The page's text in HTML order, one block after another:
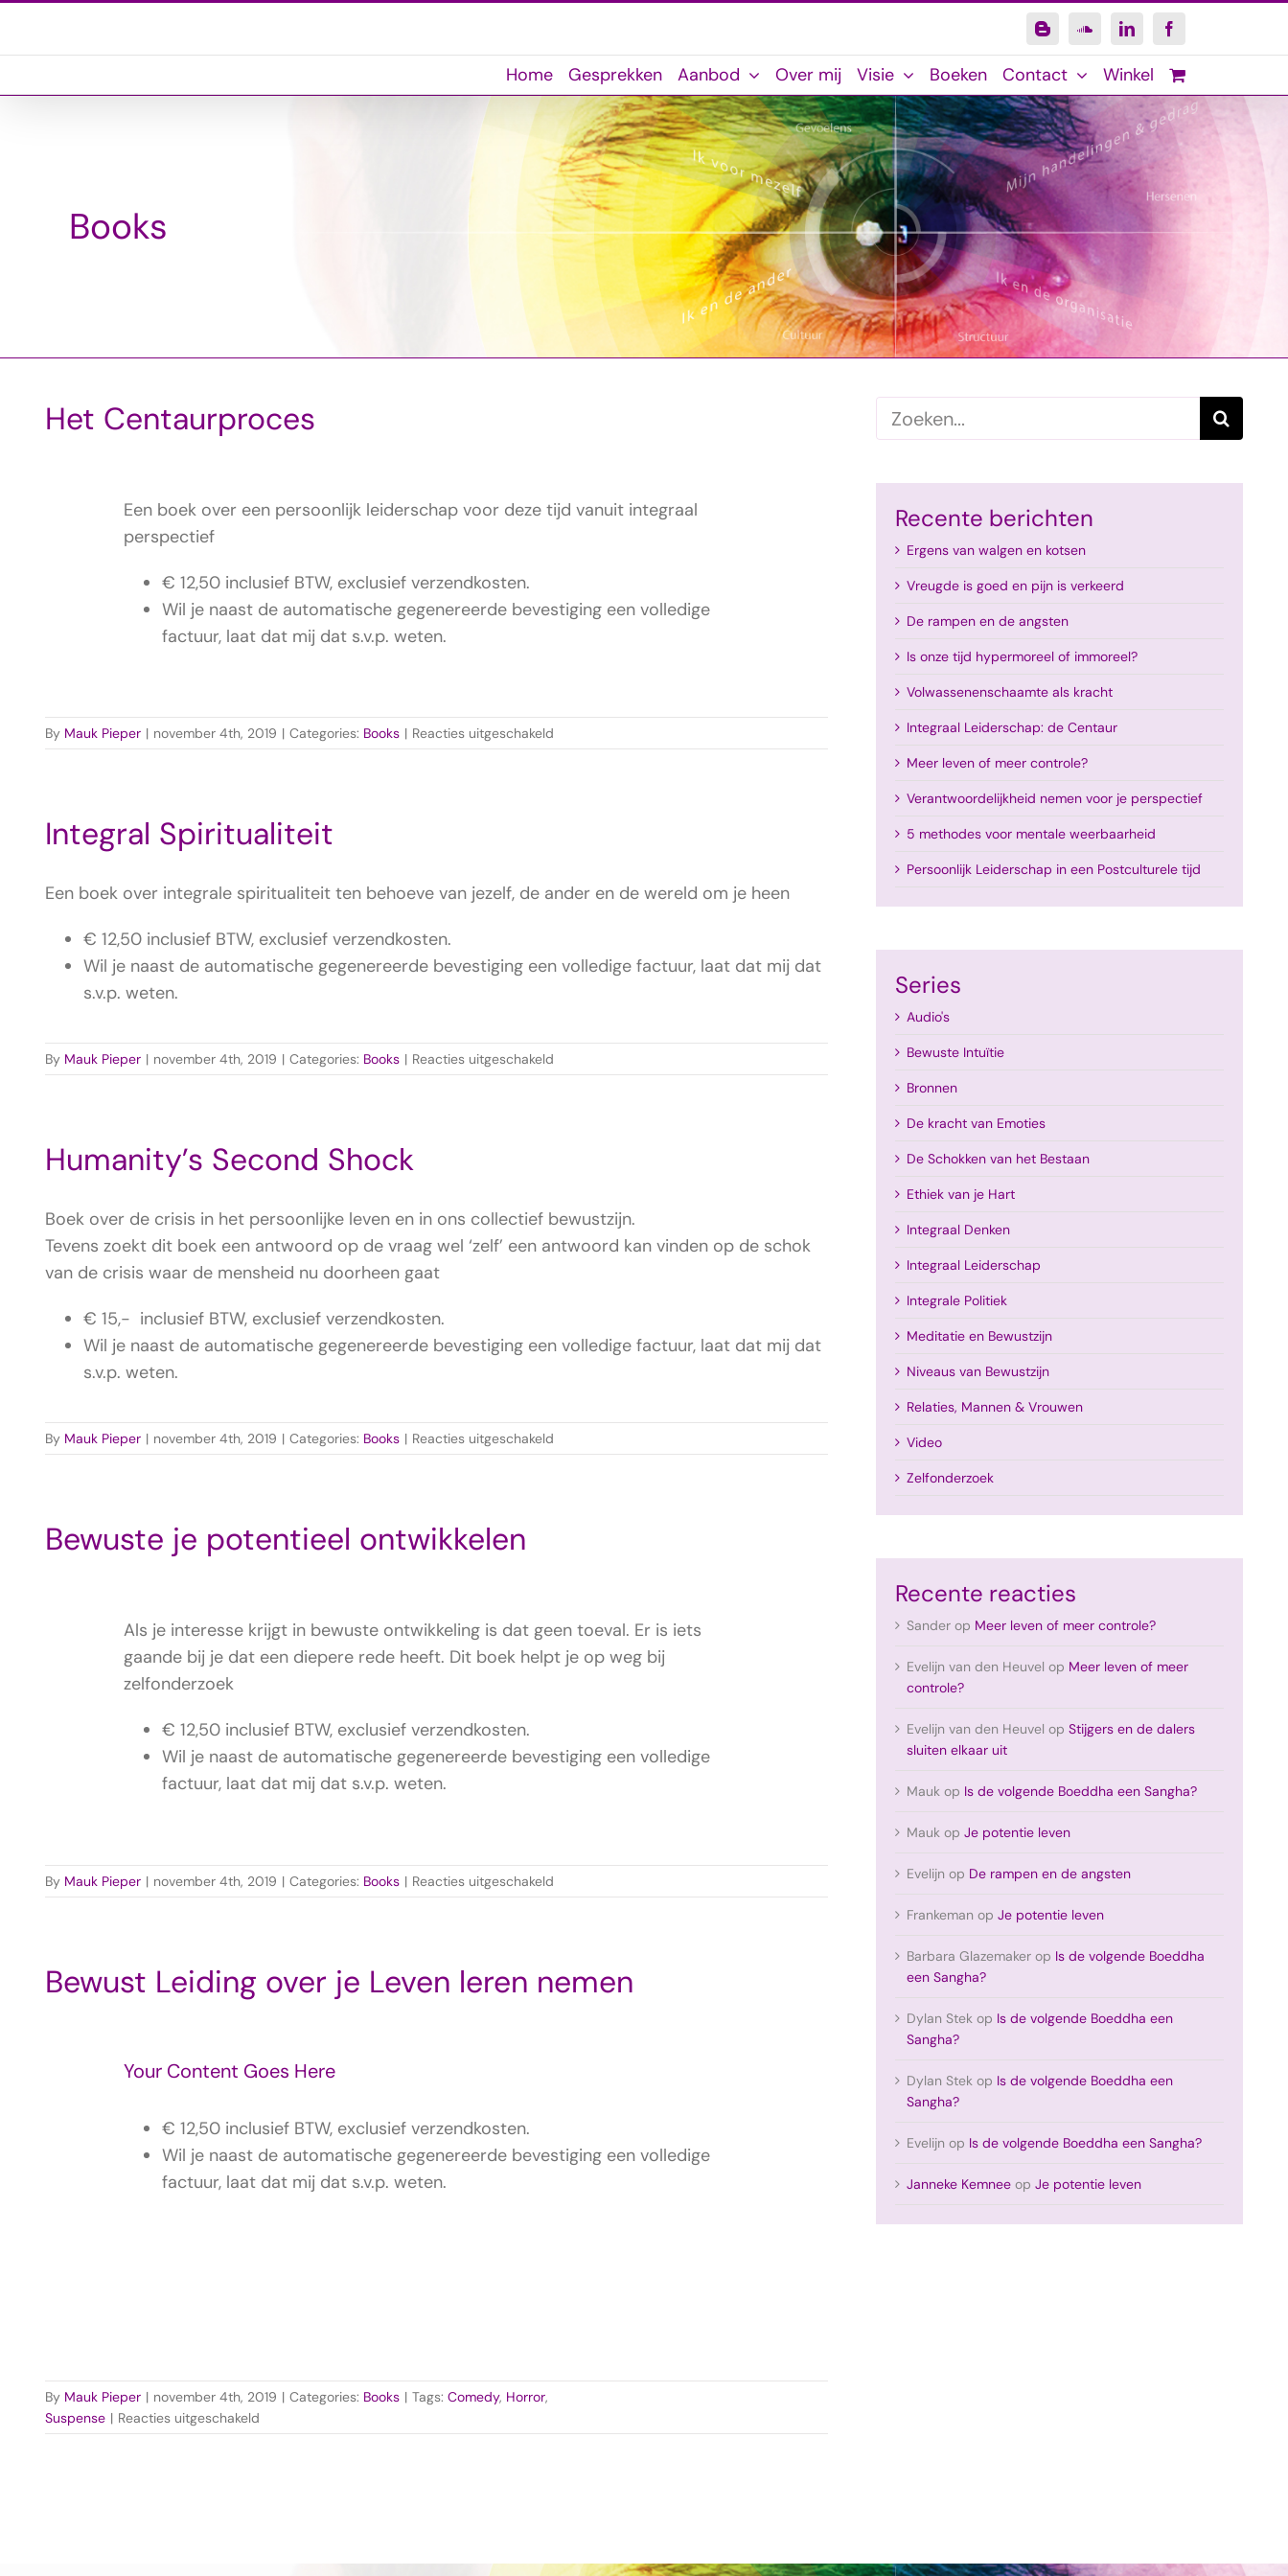
BloggerSoundCloud
LinkedInFacebook
Home Gesprekken Aanbod Over mij Visie Boeken Contact Winkel
Books
Het Centaurproces
Een boek over een persoonlijk leiderschap voor deze tijd vanuit integraal
perspectief
€ 12,50 inclusief BTW, exclusief verzendkosten.
Wil je naast de automatische gegenereerde bevestiging een volledige
factuur, laat dat mij dat s.v.p. weten.
By Mauk Pieper | november 4th, 2019 | Categories: Books | Reacties uitgeschakeldvoor
Het
Integral Spiritualiteit
Een boek over integrale spiritualiteit ten behoeve van jezelf, de ander en de wereld om je heen
€ 12,50 inclusief BTW, exclusief verzendkosten.
Wil je naast de automatische gegenereerde bevestiging een volledige factuur, laat dat mij dat
s.v.p. weten.
By Mauk Pieper | november 4th, 2019 | Categories: Books | Reacties uitgeschakeldvoor
Integral
Humanity’s Second Shock
Boek over de crisis in het persoonlijke leven en in ons collectief bewustzijn.
Tevens zoekt dit boek een antwoord op de vraag wel ‘zelf’ een antwoord kan vinden op de schok
van de crisis waar de mensheid nu doorheen gaat
€ 15,- inclusief BTW, exclusief verzendkosten.
Wil je naast de automatische gegenereerde bevestiging een volledige factuur, laat dat mij dat
s.v.p. weten.
By Mauk Pieper | november 4th, 2019 | Categories: Books | Reacties uitgeschakeldvoor
Humanity’s
Bewuste je potentieel ontwikkelen
Als je interesse krijgt in bewuste ontwikkeling is dat geen toeval. Er is iets
gaande bij je dat een diepere rede heeft. Dit boek helpt je op weg bij
zelfonderzoek
€ 12,50 inclusief BTW, exclusief verzendkosten.
Wil je naast de automatische gegenereerde bevestiging een volledige
factuur, laat dat mij dat s.v.p. weten.
By Mauk Pieper | november 4th, 2019 | Categories: Books | Reacties uitgeschakeldvoor
Bewuste
Bewust Leiding over je Leven leren nemen
Your Content Goes Here
€ 12,50 inclusief BTW, exclusief verzendkosten.
Wil je naast de automatische gegenereerde bevestiging een volledige
factuur, laat dat mij dat s.v.p. weten.
By Mauk Pieper | november 4th, 2019 | Categories: Books | Tags: Comedy, Horror,
Suspense | Reacties uitgeschakeldvoor
Bewust
Zoeken
naar:
Recente berichten
Ergens van walgen en kotsen
Vreugde is goed en pijn is verkeerd
De rampen en de angsten
Is onze tijd hypermoreel of immoreel?
Volwassenenschaamte als kracht
Integraal Leiderschap: de Centaur
Meer leven of meer controle?
Verantwoordelijkheid nemen voor je perspectief
5 methodes voor mentale weerbaarheid
Persoonlijk Leiderschap in een Postculturele tijd
Series
Audio's
Bewuste Intuïtie
Bronnen
De kracht van Emoties
De Schokken van het Bestaan
Ethiek van je Hart
Integraal Denken
Integraal Leiderschap
Integrale Politiek
Meditatie en Bewustzijn
Niveaus van Bewustzijn
Relaties, Mannen & Vrouwen
Video
Zelfonderzoek
Recente reacties
Sanderop Meer leven of meer controle?
Evelijn van den Heuvel op Meer leven of meer
controle?
Evelijn van den Heuvel op Stijgers en de dalers
sluiten elkaar uit
Maukop Is de volgende Boeddha een Sangha?
Maukop Je potentie leven
Evelijn op De rampen en de angsten
Frankeman op Je potentie leven
Barbara Glazemakerop Is de volgende Boeddha
een Sangha?
Dylan Stekop Is de volgende Boeddha een
Sangha?
Dylan Stekop Is de volgende Boeddha een
Sangha?
Evelijn op Is de volgende Boeddha een Sangha?
Janneke Kemneeop Je potentie leven